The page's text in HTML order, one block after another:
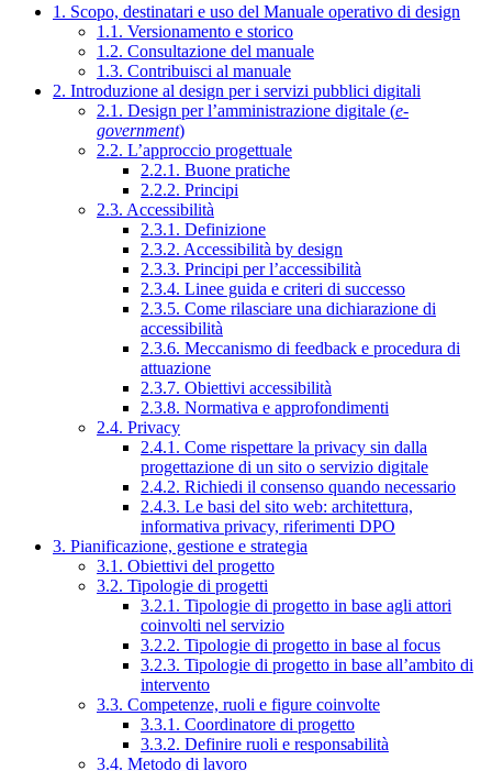
1. Scopo, destinatari e uso del Manuale operativo di design
1.1. Versionamento e storico
1.2. Consultazione del manuale
1.3. Contribuisci al manuale
2. Introduzione al design per i servizi pubblici digitali
2.1. Design per l’amministrazione digitale (e-
government)
2.2. L’approccio progettuale
2.2.1. Buone pratiche
2.2.2. Principi
2.3. Accessibilità
2.3.1. Definizione
2.3.2. Accessibilità by design
2.3.3. Principi per l’accessibilità
2.3.4. Linee guida e criteri di successo
2.3.5. Come rilasciare una dichiarazione di
accessibilità
2.3.6. Meccanismo di feedback e procedura di
attuazione
2.3.7. Obiettivi accessibilità
2.3.8. Normativa e approfondimenti
2.4. Privacy
2.4.1. Come rispettare la privacy sin dalla
progettazione di un sito o servizio digitale
2.4.2. Richiedi il consenso quando necessario
2.4.3. Le basi del sito web: architettura,
informativa privacy, riferimenti DPO
3. Pianificazione, gestione e strategia
3.1. Obiettivi del progetto
3.2. Tipologie di progetti
3.2.1. Tipologie di progetto in base agli attori
coinvolti nel servizio
3.2.2. Tipologie di progetto in base al focus
3.2.3. Tipologie di progetto in base all’ambito di
intervento
3.3. Competenze, ruoli e figure coinvolte
3.3.1. Coordinatore di progetto
3.3.2. Definire ruoli e responsabilità
3.4. Metodo di lavoro